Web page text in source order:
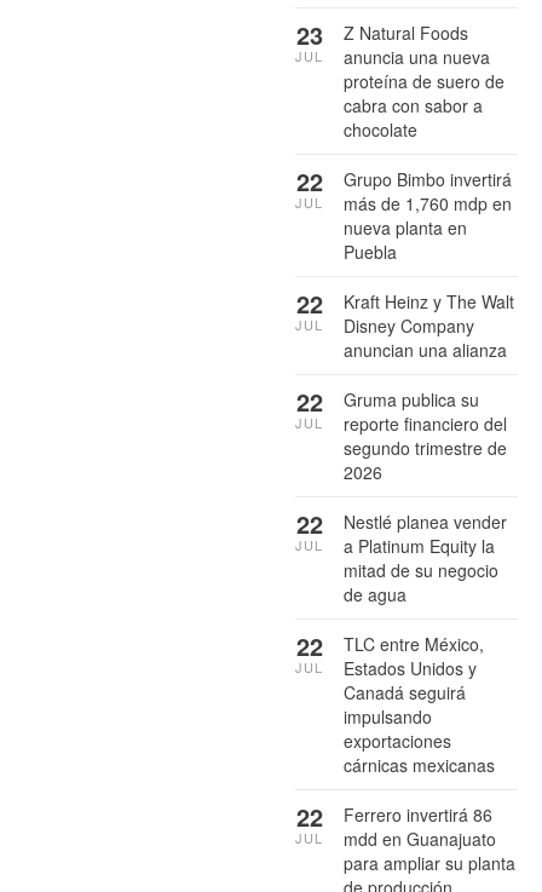
Z Natural Foods
anuncia una nueva
proteína de suero de
cabra con sabor a
chocolate
23
JUL
Grupo Bimbo invertirá
más de 1,760 mdp en
nueva planta en
Puebla
22
JUL
Kraft Heinz y The Walt
Disney Company
anuncian una alianza
22
JUL
Gruma publica su
reporte financiero del
segundo trimestre de
2026
22
JUL
Nestlé planea vender
a Platinum Equity la
mitad de su negocio
de agua
22
JUL
TLC entre México,
Estados Unidos y
Canadá seguirá
impulsando
exportaciones
cárnicas mexicanas
22
JUL
Ferrero invertirá 86
mdd en Guanajuato
para ampliar su planta
de producción
22
JUL